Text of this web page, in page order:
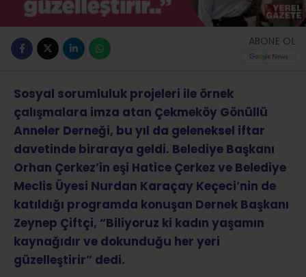
ABONE OL
Sosyal sorumluluk projeleri ile örnek
çalışmalara imza atan Çekmeköy Gönüllü
Anneler Derneği, bu yıl da geleneksel iftar
davetinde biraraya geldi. Belediye Başkanı
Orhan Çerkez’in eşi Hatice Çerkez ve Belediye
Meclis Üyesi Nurdan Karaçay Keçeci’nin de
katıldığı programda konuşan Dernek Başkanı
Zeynep Çiftçi, “Biliyoruz ki kadın yaşamın
kaynağıdır ve dokunduğu her yeri
güzelleştirir” dedi.